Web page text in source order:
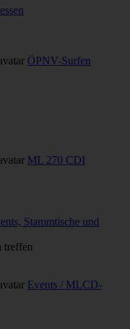
ÖPNV-Surfen
ML 270 CDI
Stammtische und
treffen
Events / MLCD-